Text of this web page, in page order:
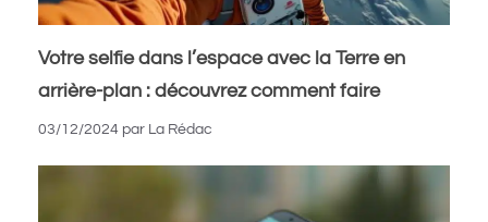
Votre selfie dans l’espace avec la Terre en
arrière-plan : découvrez comment faire
03/12/2024 par La Rédac